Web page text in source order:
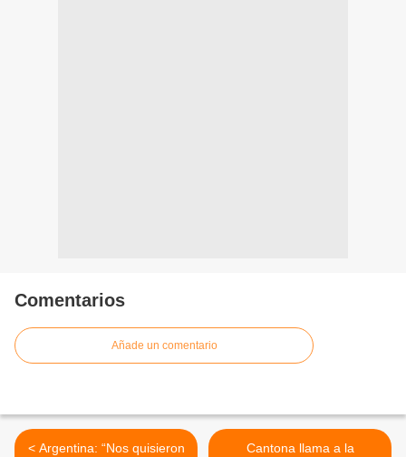
Comentarios
Añade un comentario
< Argentina: “Nos quisieron
Cantona llama a la